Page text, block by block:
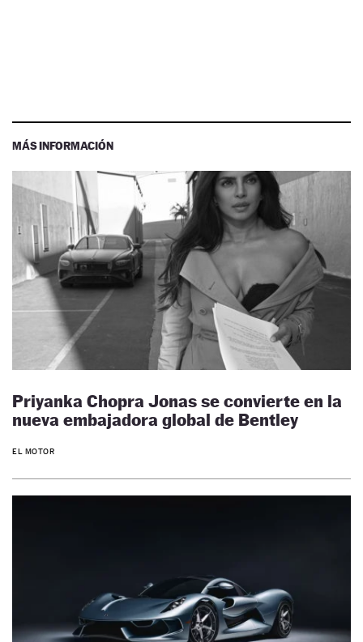
MÁS INFORMACIÓN
Priyanka Chopra Jonas se convierte en la
nueva embajadora global de Bentley
EL MOTOR